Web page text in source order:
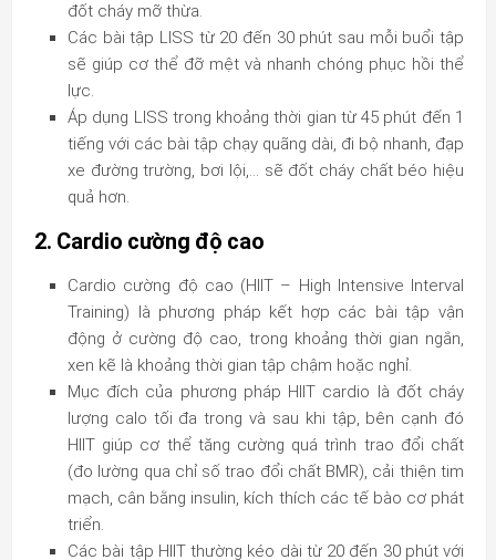
đốt cháy mỡ thừa.
Các bài tập LISS từ 20 đến 30 phút sau mỗi buổi tập
sẽ giúp cơ thể đỡ mệt và nhanh chóng phục hồi thể
lực.
Áp dụng LISS trong khoảng thời gian từ 45 phút đến 1
tiếng với các bài tập chạy quãng dài, đi bộ nhanh, đạp
xe đường trường, bơi lội,… sẽ đốt cháy chất béo hiệu
quả hơn.
2. Cardio cường độ cao
Cardio cường độ cao (HIIT – High Intensive Interval
Training) là phương pháp kết hợp các bài tập vận
động ở cường độ cao, trong khoảng thời gian ngắn,
xen kẽ là khoảng thời gian tập chậm hoặc nghỉ.
Mục đích của phương pháp HIIT cardio là đốt cháy
lượng calo tối đa trong và sau khi tập, bên cạnh đó
HIIT giúp cơ thể tăng cường quá trình trao đổi chất
(đo lường qua chỉ số trao đổi chất BMR), cải thiện tim
mạch, cân bằng insulin, kích thích các tế bào cơ phát
triển.
Các bài tập HIIT thường kéo dài từ 20 đến 30 phút với